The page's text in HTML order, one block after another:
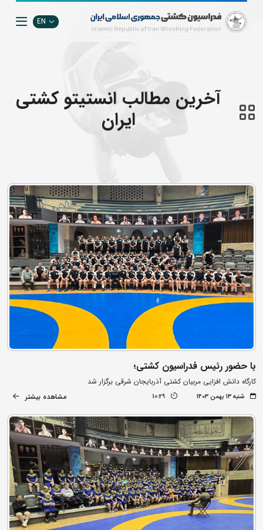
EN
آخرین مطالب انستيتو كشتي
ايران
با حضور رئیس فدراسیون کشتی؛
کارگاه دانش افزایی مربیان کشتی آذربایجان شرقی برگزار شد
شنبه ۱۳ بهمن ۱۴۰۳ 10:29 مشاهده بیشتر